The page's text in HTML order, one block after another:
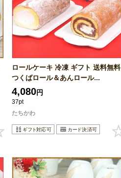
ロールケーキ 冷凍 ギフト 送料無料
つくばロール＆あんロール...
4,080円
37pt
たちかわ